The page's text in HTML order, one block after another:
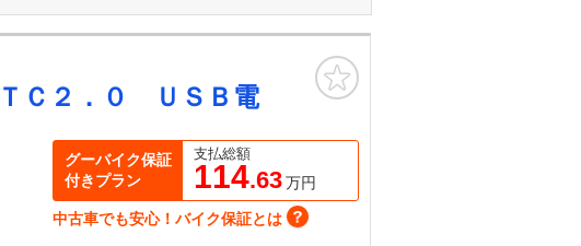
Ｃ２．０ ＵＳＢ電
グーバイク保証
付きプラン
支払総額
114.63万円
中古車でも安心！バイク保証とは